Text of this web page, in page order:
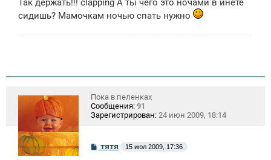
Так держать!!! clapping А ты чего это ночами в инете
сидишь? Мамочкам ночью спать нужно
Пока в пеленках
Сообщения: 91
Зарегистрирован: 24 июн 2009, 18:14
С
о
тятя 15 июл 2009, 17:36